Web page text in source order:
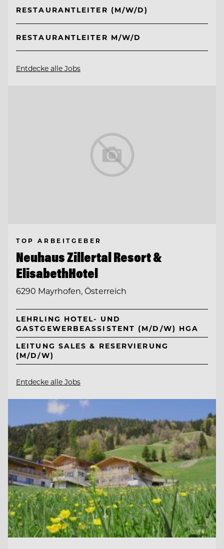
RESTAURANTLEITER (M/W/D)
RESTAURANTLEITER M/W/D
Entdecke alle Jobs
TOP ARBEITGEBER
Neuhaus Zillertal Resort &
ElisabethHotel
6290 Mayrhofen, Österreich
LEHRLING HOTEL- UND
GASTGEWERBEASSISTENT (M/D/W) HGA
LEITUNG SALES & RESERVIERUNG
(M/D/W)
Entdecke alle Jobs